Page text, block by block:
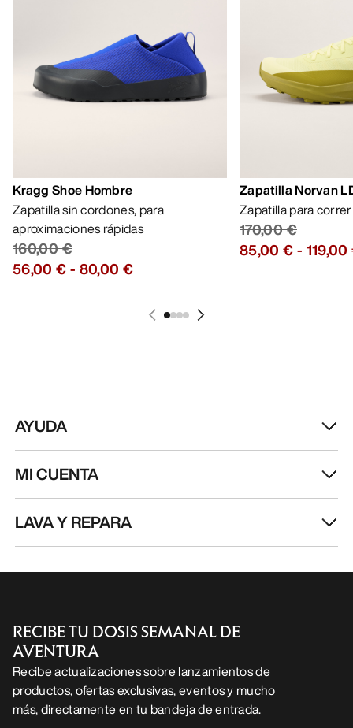
Kragg Shoe Hombre
Zapatilla sin cordones, para
aproximaciones rápidas
160,00 €
56,00 €- 80,00 €
Zapatilla Norvan
Zapatilla para
170,00 €
85,00 €-
AYUDA
MI CUENTA
LAVA Y REPARA
RECIBE TU DOSIS SEMANAL DE
AVENTURA
Recibe actualizaciones sobre lanzamientos de
productos, ofertas exclusivas, eventos y mucho
más, directamente en tu bandeja de entrada.